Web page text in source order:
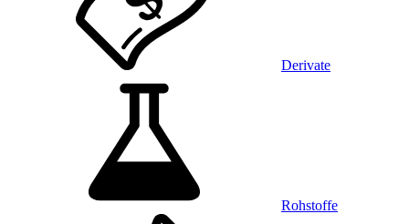
Derivate
Rohstoffe